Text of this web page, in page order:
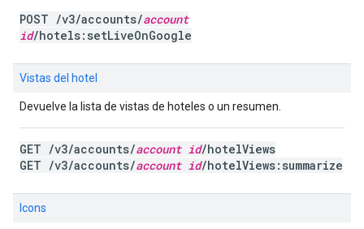
POST /v3/accounts/account
id/hotels:setLiveOnGoogle
Vistas del hotel
Devuelve la lista de vistas de hoteles o un resumen.
GET /v3/accounts/account id/hotelViews
GET /v3/accounts/account id/hotelViews:summarize
Icons